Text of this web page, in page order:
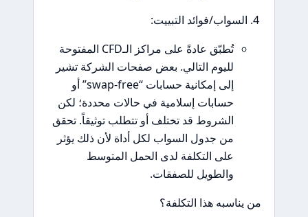
فوائد التبييت:
تُطبّق عادةً على مراكز الـCFD المفتوحة
لليوم التالي. بعض صفحات الشركة تشير
إلى إمكانية حسابات “swap-free” أو
حسابات إسلامية في حالات محددة؛ لكن
الشروط قد تختلف أو تتطلب توثيقاً. تحقق
من جدول السواب لكل أداة لأن ذلك يؤثر
على التكلفة لدى الحمل المتوسط
والطويل للصفقات.
هذا التكلفة؟